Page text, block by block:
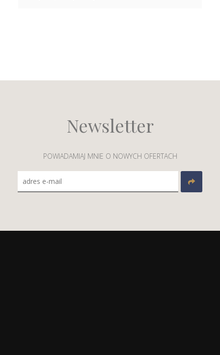
Newsletter
POWIADAMIAJ MNIE O NOWYCH OFERTACH